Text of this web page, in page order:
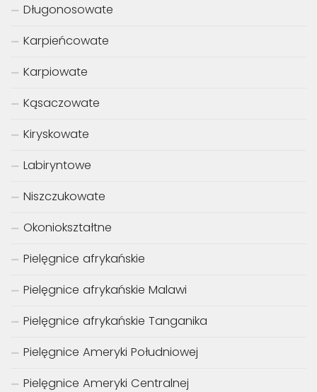
Długonosowate
Karpieńcowate
Karpiowate
Kąsaczowate
Kiryskowate
Labiryntowe
Niszczukowate
Okoniokształtne
Pielęgnice afrykańskie
Pielęgnice afrykańskie Malawi
Pielęgnice afrykańskie Tanganika
Pielęgnice Ameryki Południowej
Pielęgnice Ameryki Centralnej